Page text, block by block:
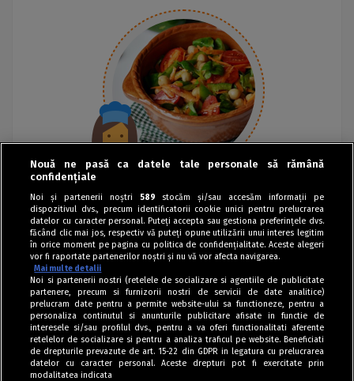
Nouă ne pasă ca datele tale personale să rămână
confidențiale
Noi și partenerii noștri 589 stocăm și/sau accesăm informații pe
dispozitivul dvs., precum identificatorii cookie unici pentru prelucrarea
datelor cu caracter personal. Puteți accepta sau gestiona preferințele dvs.
făcând clic mai jos, respectiv vă puteți opune utilizării unui interes legitim
în orice moment pe pagina cu politica de confidențialitate. Aceste alegeri
vor fi raportate partenerilor noștri și nu vă vor afecta navigarea.
Mai multe detalii
Noi si partenerii nostri (retelele de socializare si agentiile de publicitate
partenere, precum si furnizorii nostri de servicii de date analitice)
prelucram date pentru a permite website-ului sa functioneze, pentru a
personaliza continutul si anunturile publicitare afisate in functie de
interesele si/sau profilul dvs., pentru a va oferi functionalitati aferente
retelelor de socializare si pentru a analiza traficul pe website. Beneficiati
de drepturile prevazute de art. 15-22 din GDPR in legatura cu prelucrarea
datelor cu caracter personal. Aceste drepturi pot fi exercitate prin
modalitatea indicata